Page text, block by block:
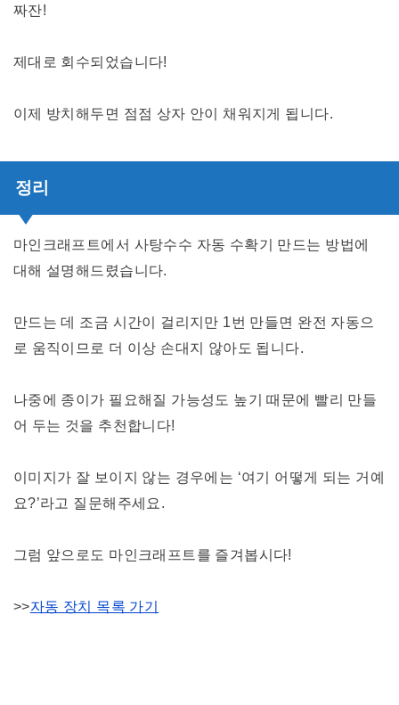
짜잔!
제대로 회수되었습니다!
이제 방치해두면 점점 상자 안이 채워지게 됩니다.
정리
마인크래프트에서 사탕수수 자동 수확기 만드는 방법에
대해 설명해드렸습니다.
만드는 데 조금 시간이 걸리지만 1번 만들면 완전 자동으
로 움직이므로 더 이상 손대지 않아도 됩니다.
나중에 종이가 필요해질 가능성도 높기 때문에 빨리 만들
어 두는 것을 추천합니다!
이미지가 잘 보이지 않는 경우에는 ‘여기 어떻게 되는 거예
요?’라고 질문해주세요.
그럼 앞으로도 마인크래프트를 즐겨봅시다!
>>자동 장치 목록 가기